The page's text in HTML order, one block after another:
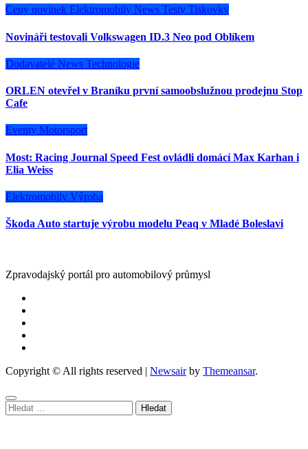
Ceny novinek Elektromobily News Testy Tiskovky
Novináři testovali Volkswagen ID.3 Neo pod Oblíkem
Dodavatelé News Technologie
ORLEN otevřel v Braníku první samoobslužnou prodejnu Stop
Cafe
Eventy Motorsport
Most: Racing Journal Speed Fest ovládli domácí Max Karhan i
Elia Weiss
Elektromobily Výroba
Škoda Auto startuje výrobu modelu Peaq v Mladé Boleslavi
Zpravodajský portál pro automobilový průmysl
Copyright © All rights reserved | Newsairby Themeansar.
Vyhledávání